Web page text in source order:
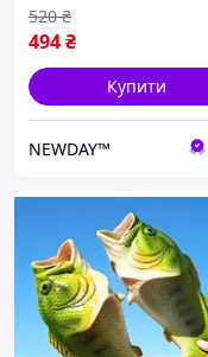
494₴
520 ₴
Купити
NEWDAY™